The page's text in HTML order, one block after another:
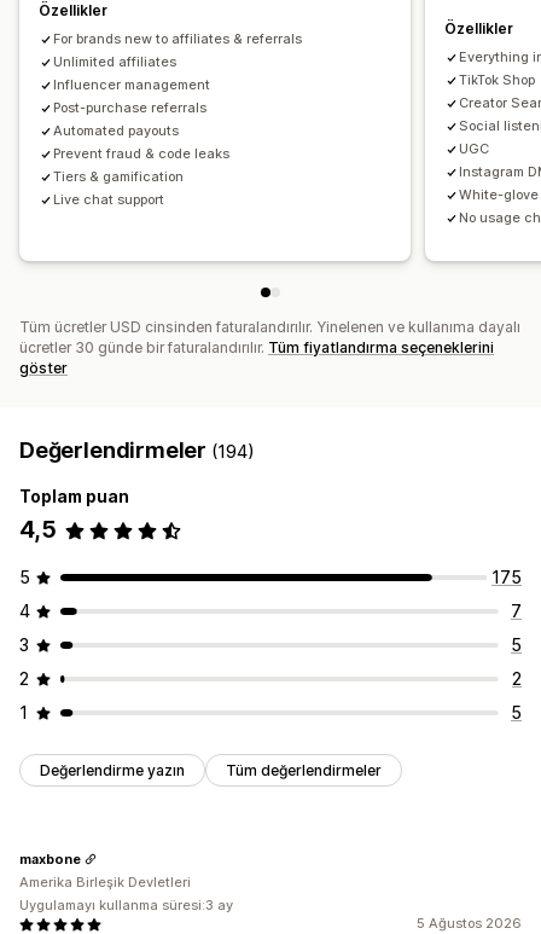
Satış ortağı deneyimi
Özel kontrol panelleri
Marka öğeli portal
Özel bağlantılar ve indirimler
Özel formlar Özel marka öğeleri
Ödemeler
Vergi formları ACH Ödemeleri
Hediye kartı ödemeleri Çoklu para birimi PayPal
Segmentasyon
API'ler ve web kancaları
Özellikler
For brands new to affiliates & referrals
Unlimited affiliates
Influencer management
Post-purchase referrals
Automated payouts
Prevent fraud & code leaks
Tiers & gamification
Live chat support
Özellikler
Everything
TikTok Shop
Creator
Social
UGC
Instagram
White-
No usage
Tüm ücretler USD cinsinden faturalandırılır. Yinelenen ve kullanıma dayalı
ücretler 30 günde bir faturalandırılır. Tüm fiyatlandırma seçeneklerini
göster
Değerlendirmeler (194)
Toplam puan
4,5
5
175
4
7
3
5
2
2
1
5
Değerlendirme yazın Tüm değerlendirmeler
5 Ağustos 2026
maxbone
Amerika Birleşik Devletleri
Uygulamayı kullanma süresi:3 ay